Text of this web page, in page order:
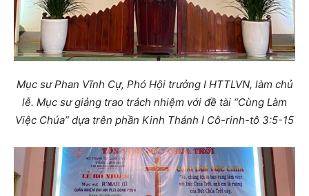
Mục sư Phan Vĩnh Cự, Phó Hội trưởng I HTTLVN, làm chủ
lễ. Mục sư giảng trao trách nhiệm với đề tài “Cùng Làm
Việc Chúa” dựa trên phần Kinh Thánh I Cô-rinh-tô 3:5-15